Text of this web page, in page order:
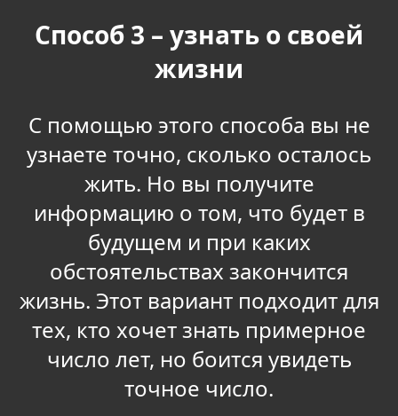
Способ 3 – узнать о своей
жизни
С помощью этого способа вы не
узнаете точно, сколько осталось
жить. Но вы получите
информацию о том, что будет в
будущем и при каких
обстоятельствах закончится
жизнь. Этот вариант подходит для
тех, кто хочет знать примерное
число лет, но боится увидеть
точное число.